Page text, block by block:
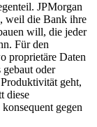
JPMorgan
weil die Bank ihre
will, die jeder
Für den
proprietäre Daten
oder
geht,
diese
gegen